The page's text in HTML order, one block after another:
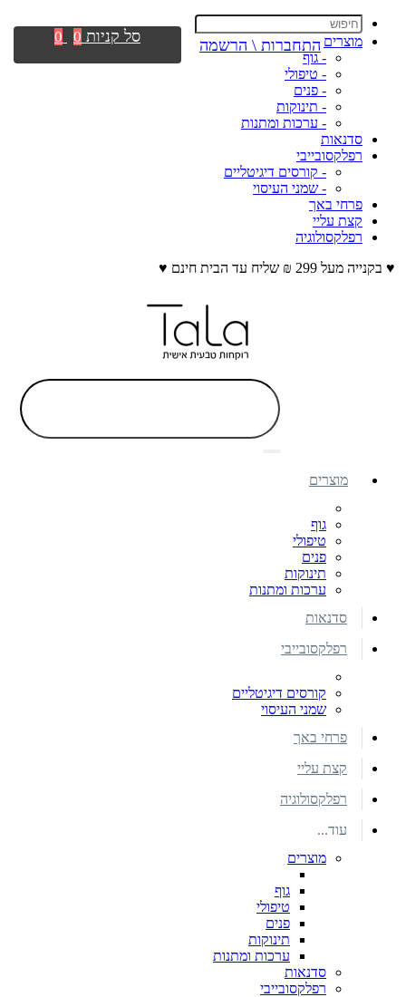
מוצרים
- גוף
- טיפולי
- פנים
- תינוקות
- ערכות ומתנות
סדנאות
רפלקסובייבי
- קורסים דיגיטליים
- שמני העיסוי
פרחי באך
קצת עליי
רפלקסולוגיה
♥ בקנייה מעל 299 ₪ שליח עד הבית חינם ♥
התחברות \ הרשמה סל קניות 0
0
מוצרים
גוף
טיפולי
פנים
תינוקות
ערכות ומתנות
סדנאות
רפלקסובייבי
קורסים דיגיטליים
שמני העיסוי
פרחי באך
קצת עליי
רפלקסולוגיה
עוד...
מוצרים
גוף
טיפולי
פנים
תינוקות
ערכות ומתנות
סדנאות
רפלקסובייבי